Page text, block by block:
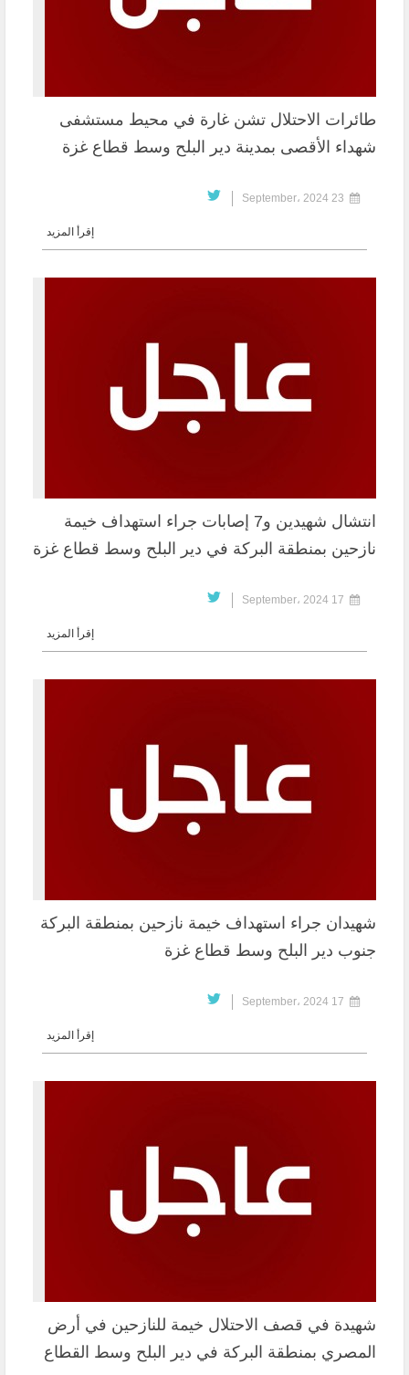
طائرات الاحتلال تشن غارة في محيط مستشفى
شهداء الأقصى بمدينة دير البلح وسط قطاع غزة
إقرأ المزيد
انتشال شهيدين و7 إصابات جراء استهداف خيمة
نازحين بمنطقة البركة في دير البلح وسط قطاع غزة
إقرأ المزيد
شهيدان جراء استهداف خيمة نازحين بمنطقة البركة
جنوب دير البلح وسط قطاع غزة
إقرأ المزيد
شهيدة في قصف الاحتلال خيمة للنازحين في أرض
المصري بمنطقة البركة في دير البلح وسط القطاع